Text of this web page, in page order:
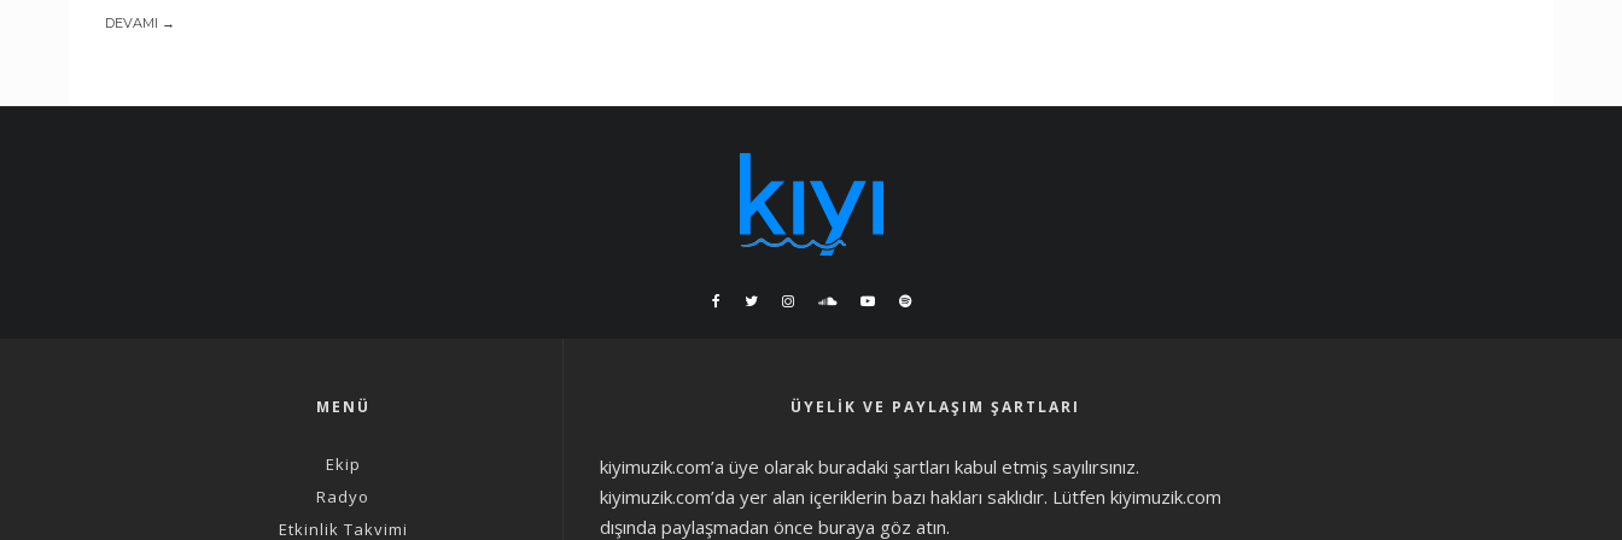
DEVAMI →
MENÜ
Ekip
Radyo
Etkinlik Takvimi
ÜYELIK VE PAYLAŞIM ŞARTLARI
kiyimuzik.com’a üye olarak buradaki şartları kabul etmiş sayılırsınız.
kiyimuzik.com’da yer alan içeriklerin bazı hakları saklıdır. Lütfen kiyimuzik.com
dışında paylaşmadan önce buraya göz atın.